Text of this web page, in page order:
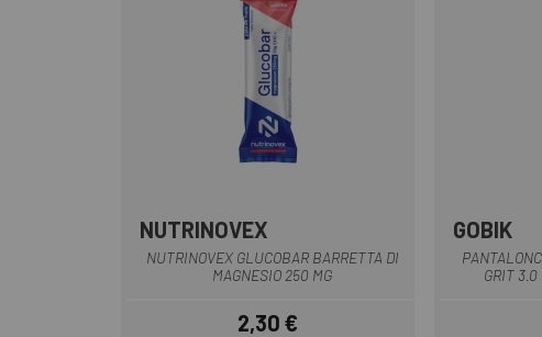
NUTRINOVEX
NUTRINOVEX GLUCOBAR BARRETTA DI
MAGNESIO 250 MG
2,30 €
GOBIK
GRIT 3.0